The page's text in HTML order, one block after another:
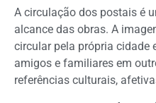
A circulação dos postais é
alcance das obras. A
circular pela própria cidade
amigos e familiares em
referências culturais,